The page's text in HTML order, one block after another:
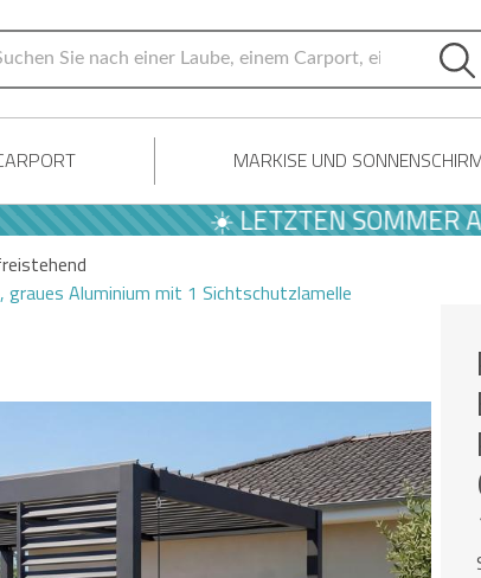
MARKISE UND
☀️ LETZTEN SOMMER
Aluminium mit 1 Sichtschutzlamelle